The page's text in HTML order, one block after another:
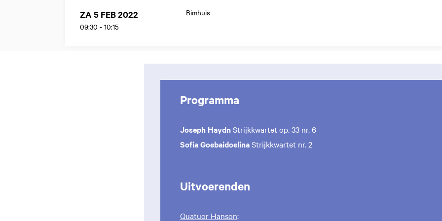
ZA 5 FEB 2022
09:30 - 10:15
Bimhuis
Programma
Joseph HaydnStrijkkwartet op. 33 nr. 6
Sofia GoebaidoelinaStrijkkwartet nr. 2
Uitvoerenden
Quatuor Hanson: